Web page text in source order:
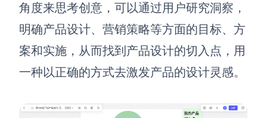
角度来思考创意， 可以通过用户研究洞察，
明确产品设计、营销策略等方面的目标、方
案和实施，从而找到产品设计的切入点，用
一种以正确的方式去激发产品的设计灵感。